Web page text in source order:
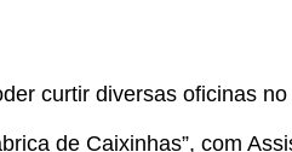
curtir diversas oficinas no
de Caixinhas”, com